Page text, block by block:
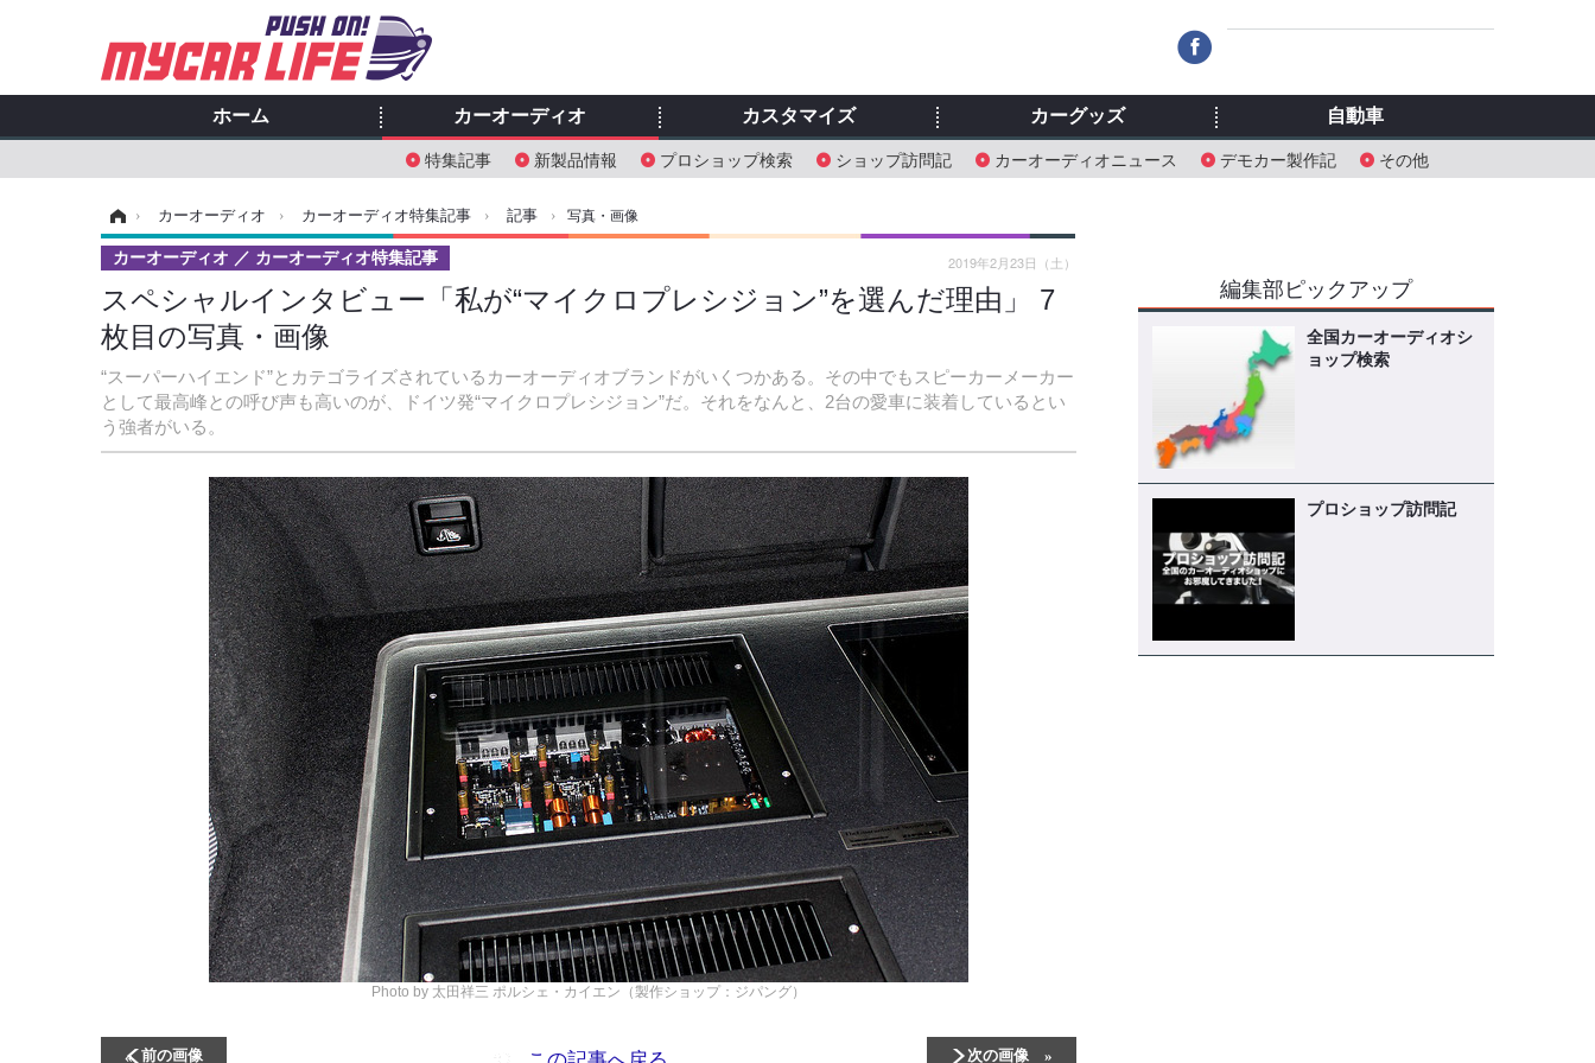
ホーム カーオーディオ
特集記事 新製品情報 プロショップ検索 ショップ訪問記 カーオーディオニュース デモカー製作記 その他
カスタマイズ カーグッズ 自動車
› カーオーディオ › カーオーディオ特集記事 › 記事 › 写真・画像
スペシャルインタビュー「私が“マイクロプレシジョン”を選んだ理由」 7
枚目の写真・画像
“スーパーハイエンド”とカテゴライズされているカーオーディオブランドがいくつかある。その中でもスピーカーメーカー
として最高峰との呼び声も高いのが、ドイツ発“マイクロプレシジョン”だ。それをなんと、2台の愛車に装着しているとい
う強者がいる。
カーオーディオ カーオーディオ特集記事 2019年2月23日（土）
Photo by 太田祥三 ポルシェ・カイエン（製作ショップ：ジパング）
前の画像 次の画像
この記事へ戻る
編集部ピックアップ
全国カーオーディオシ
ョップ検索
プロショップ訪問記